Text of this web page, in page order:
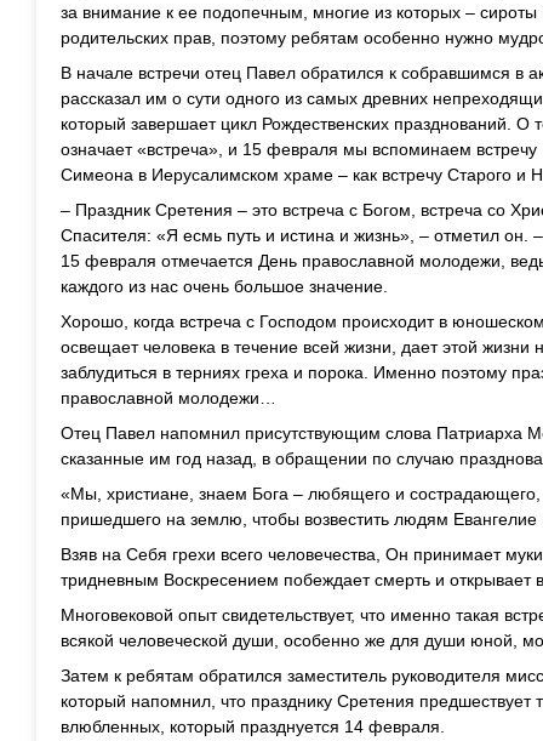
за внимание к ее подопечным, многие из которых –
родительских прав, поэтому ребятам особенно нужно
В начале встречи отец Павел обратился к собравшимся в
рассказал им о сути одного из самых древних
который завершает цикл Рождественских празднований. О
означает «встреча», и 15 февраля мы вспоминаем
Симеона в Иерусалимском храме – как встречу Старого и
– Праздник Сретения – это встреча с Богом, встреча со
Спасителя: «Я есмь путь и истина и жизнь», – отметил он.
15 февраля отмечается День православной молодежи,
каждого из нас очень большое значение.
Хорошо, когда встреча с Господом происходит в
освещает человека в течение всей жизни, дает этой жизни
заблудиться в терниях греха и порока. Именно поэтому
православной молодежи…
Отец Павел напомнил присутствующим слова Патриарха
сказанные им год назад, в обращении по случаю
«Мы, христиане, знаем Бога – любящего и
пришедшего на землю, чтобы возвестить людям
Взяв на Себя грехи всего человечества, Он принимает
тридневным Воскресением побеждает смерть и
Многовековой опыт свидетельствует, что именно такая
всякой человеческой души, особенно же для души юной,
Затем к ребятам обратился заместитель руководителя
который напомнил, что празднику Сретения предшествует
влюбленных, который празднуется 14 февраля.